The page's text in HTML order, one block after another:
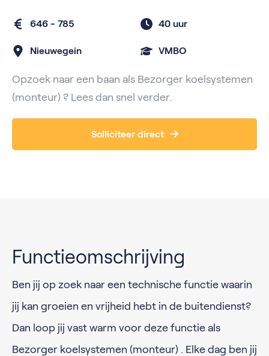
646 - 785 40 uur
Nieuwegein VMBO
Opzoek naar een baan als Bezorger koelsystemen
(monteur) ? Lees dan snel verder.
Solliciteer direct
Functieomschrijving
Ben jij op zoek naar een technische functie waarin
jij kan groeien en vrijheid hebt in de buitendienst?
Dan loop jij vast warm voor deze functie als
Bezorger koelsystemen (monteur) . Elke dag ben jij